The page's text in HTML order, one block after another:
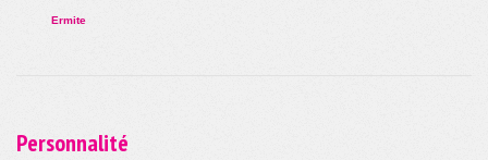
Ermite
Personnalité